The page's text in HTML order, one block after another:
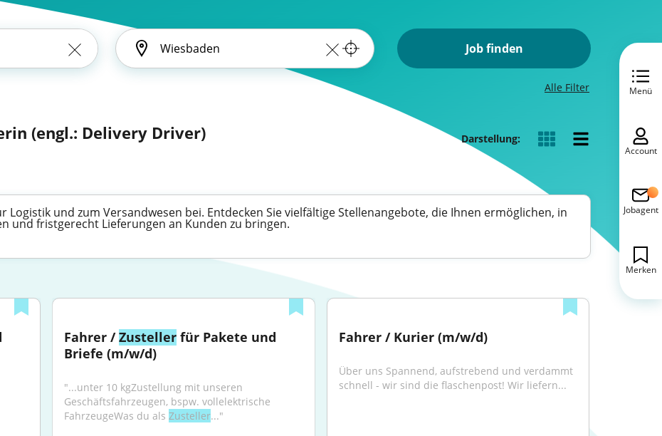
Job finden
Alle Filter
(engl.: Delivery Driver) Darstellung:
Logistik und zum Versandwesen bei. Entdecken Sie vielfältige Stellenangebote, die Ihnen ermöglichen, in
und fristgerecht Lieferungen an Kunden zu bringen.
Fahrer / Zusteller für Pakete und
Briefe (m/w/d)
"...unter 10 kgZustellung mit unseren
Geschäftsfahrzeugen, bspw. vollelektrische
FahrzeugeWas du als Zusteller..."
Fahrer / Kurier (m/w/d)
Über uns Spannend, aufstrebend und verdammt
schnell - wir sind die flaschenpost! Wir liefern...
Menü
Account
Jobagent
Merken